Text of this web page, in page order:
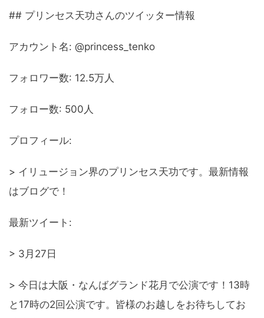
## プリンセス天功さんのツイッター情報
アカウント名: @princess_tenko
フォロワー数: 12.5万人
フォロー数: 500人
プロフィール:
> イリュージョン界のプリンセス天功です。最新情報
はブログで！
最新ツイート:
> 3月27日
> 今日は大阪・なんばグランド花月で公演です！13時
と17時の2回公演です。皆様のお越しをお待ちしてお